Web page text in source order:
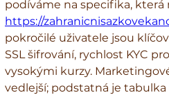
https://
pokročilé uživatele jsou
SSL šifrování, rychlost KYC
vysokými kurzy.
vedlejší; podstatná je